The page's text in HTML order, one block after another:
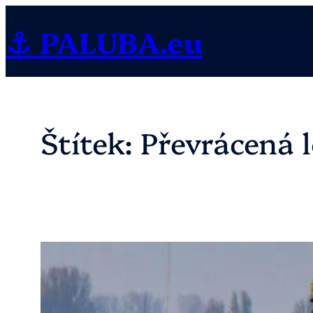
na
obsah
⚓ PALUBA.eu
Štítek: Převrácená